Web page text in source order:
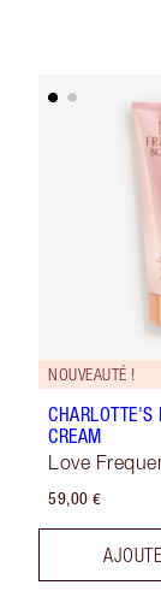
NOUVEAUTÉ !
CHARLOTTE'S
CREAM
Love
59,00 €